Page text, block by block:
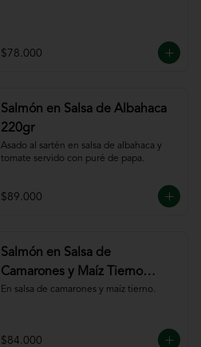
$78.000
Salmón en Salsa de Albahaca
220gr
Asado al sartén en salsa de albahaca y
tomate servido con puré de papa.
$89.000
Salmón en Salsa de
Camarones y Maíz Tierno
180gr
En salsa de camarones y maíz tierno.
$84.000